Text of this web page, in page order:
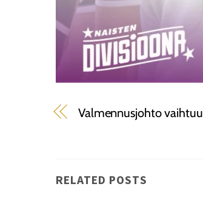
Valmennusjohto vaihtuu
RELATED POSTS